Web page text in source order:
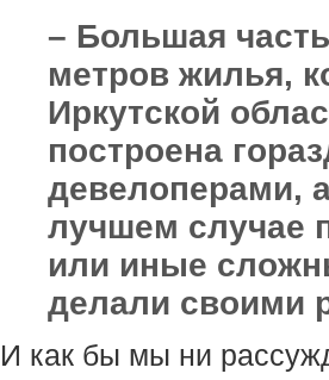
– Большая
метров жилья,
Иркутской
построена
девелоперами,
лучшем случае
или иные
делали своими
И как бы мы ни